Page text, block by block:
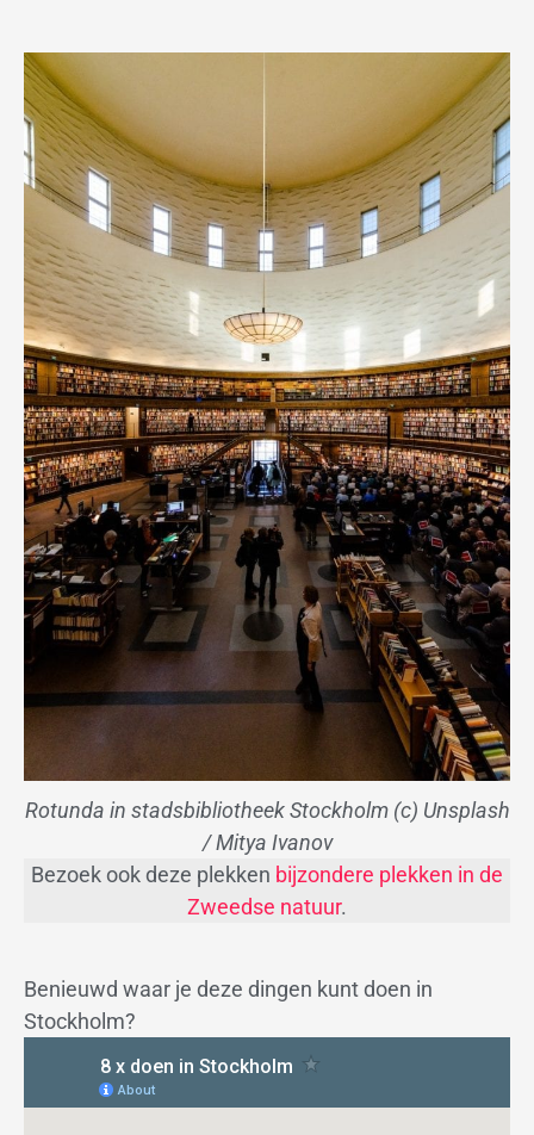
Rotunda in stadsbibliotheek Stockholm (c) Unsplash
/ Mitya Ivanov
Bezoek ook deze plekken bijzondere plekken in de
Zweedse natuur.
Benieuwd waar je deze dingen kunt doen in
Stockholm?